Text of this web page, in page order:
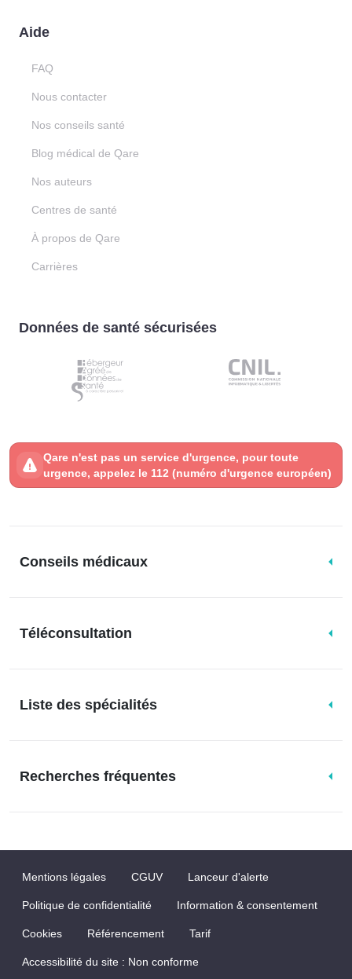
Aide
FAQ
Nous contacter
Nos conseils santé
Blog médical de Qare
Nos auteurs
Centres de santé
À propos de Qare
Carrières
Données de santé sécurisées
Qare n'est pas un service d'urgence, pour toute
urgence, appelez le 112 (numéro d'urgence européen)
Conseils médicaux
Téléconsultation
Liste des spécialités
Recherches fréquentes
Mentions légales CGUV Lanceur d'alerte
Politique de confidentialité Information & consentement
Cookies Référencement Tarif
Accessibilité du site : Non conforme